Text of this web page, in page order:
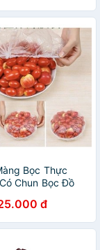
Bọc Thực
Chun Bọc Đồ
đ